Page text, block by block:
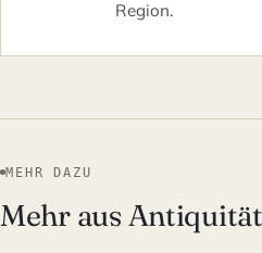
Region.
MEHR DAZU
Mehr aus